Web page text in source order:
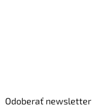
Odoberať newsletter